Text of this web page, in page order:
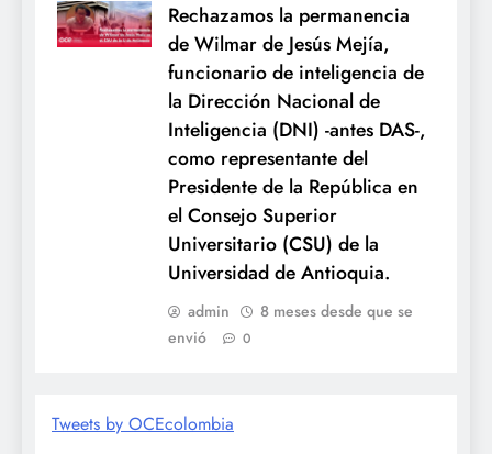
Rechazamos la permanencia
de Wilmar de Jesús Mejía,
funcionario de inteligencia de
la Dirección Nacional de
Inteligencia (DNI) -antes DAS-,
como representante del
Presidente de la República en
el Consejo Superior
Universitario (CSU) de la
Universidad de Antioquia.
admin
8 meses desde que se
envió
0
Tweets by OCEcolombia